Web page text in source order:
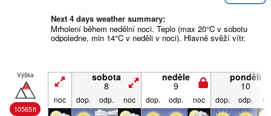
Next 4 days weather summary:
Mrholení během nedělní noci. Teplo (max 20°C v sobotu
odpoledne, min 14°C v neděli v noci). Hlavně svěží vítr.
Výška
10565ft
sobota
8
neděle
9
pondělí
10
noc dop. odp. noc dop. odp. noc dop. odp.